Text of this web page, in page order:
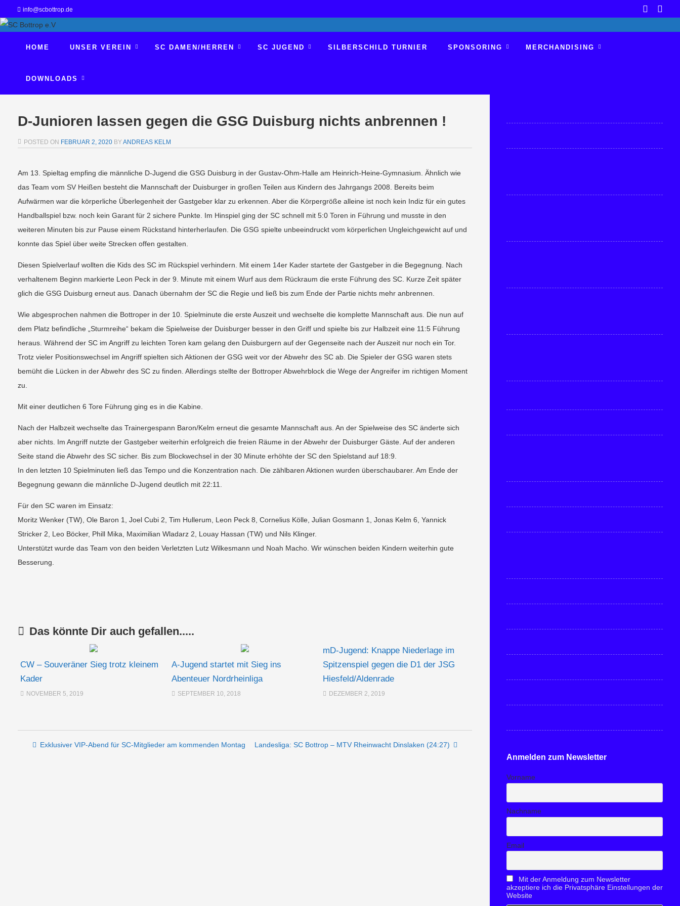
info@scbottrop.de
HOME UNSER VEREIN SC DAMEN/HERREN SC JUGEND SILBERSCHILD TURNIER SPONSORING MERCHANDISING
DOWNLOADS
D-Junioren lassen gegen die GSG Duisburg nichts anbrennen !
POSTED ON FEBRUAR 2, 2020 BYANDREAS KELM
Am 13. Spieltag empfing die männliche D-Jugend die GSG Duisburg in der Gustav-Ohm-Halle am Heinrich-Heine-Gymnasium. Ähnlich wie
das Team vom SV Heißen besteht die Mannschaft der Duisburger in großen Teilen aus Kindern des Jahrgangs 2008. Bereits beim
Aufwärmen war die körperliche Überlegenheit der Gastgeber klar zu erkennen. Aber die Körpergröße alleine ist noch kein Indiz für ein gutes
Handballspiel bzw. noch kein Garant für 2 sichere Punkte. Im Hinspiel ging der SC schnell mit 5:0 Toren in Führung und musste in den
weiteren Minuten bis zur Pause einem Rückstand hinterherlaufen. Die GSG spielte unbeeindruckt vom körperlichen Ungleichgewicht auf und
konnte das Spiel über weite Strecken offen gestalten.
Diesen Spielverlauf wollten die Kids des SC im Rückspiel verhindern. Mit einem 14er Kader startete der Gastgeber in die Begegnung. Nach
verhaltenem Beginn markierte Leon Peck in der 9. Minute mit einem Wurf aus dem Rückraum die erste Führung des SC. Kurze Zeit später
glich die GSG Duisburg erneut aus. Danach übernahm der SC die Regie und ließ bis zum Ende der Partie nichts mehr anbrennen.
Wie abgesprochen nahmen die Bottroper in der 10. Spielminute die erste Auszeit und wechselte die komplette Mannschaft aus. Die nun auf
dem Platz befindliche „Sturmreihe“ bekam die Spielweise der Duisburger besser in den Griff und spielte bis zur Halbzeit eine 11:5 Führung
heraus. Während der SC im Angriff zu leichten Toren kam gelang den Duisburgern auf der Gegenseite nach der Auszeit nur noch ein Tor.
Trotz vieler Positionswechsel im Angriff spielten sich Aktionen der GSG weit vor der Abwehr des SC ab. Die Spieler der GSG waren stets
bemüht die Lücken in der Abwehr des SC zu finden. Allerdings stellte der Bottroper Abwehrblock die Wege der Angreifer im richtigen Moment
zu.
Mit einer deutlichen 6 Tore Führung ging es in die Kabine.
Nach der Halbzeit wechselte das Trainergespann Baron/Kelm erneut die gesamte Mannschaft aus. An der Spielweise des SC änderte sich
aber nichts. Im Angriff nutzte der Gastgeber weiterhin erfolgreich die freien Räume in der Abwehr der Duisburger Gäste. Auf der anderen
Seite stand die Abwehr des SC sicher. Bis zum Blockwechsel in der 30 Minute erhöhte der SC den Spielstand auf 18:9.
In den letzten 10 Spielminuten ließ das Tempo und die Konzentration nach. Die zählbaren Aktionen wurden überschaubarer. Am Ende der
Begegnung gewann die männliche D-Jugend deutlich mit 22:11.
Für den SC waren im Einsatz:
Moritz Wenker (TW), Ole Baron 1, Joel Cubi 2, Tim Hullerum, Leon Peck 8, Cornelius Kölle, Julian Gosmann 1, Jonas Kelm 6, Yannick
Stricker 2, Leo Böcker, Phill Mika, Maximilian Wladarz 2, Louay Hassan (TW) und Nils Klinger.
Unterstützt wurde das Team von den beiden Verletzten Lutz Wilkesmann und Noah Macho. Wir wünschen beiden Kindern weiterhin gute
Besserung.
Das könnte Dir auch gefallen.....
CW – Souveräner Sieg trotz kleinem
Kader
NOVEMBER 5, 2019
A-Jugend startet mit Sieg ins
Abenteuer Nordrheinliga
SEPTEMBER 10, 2018
mD-Jugend: Knappe Niederlage im
Spitzenspiel gegen die D1 der JSG
Hiesfeld/Aldenrade
DEZEMBER 2, 2019
Post navigation
Exklusiver VIP-Abend für SC-Mitglieder am kommenden Montag Landesliga: SC Bottrop – MTV Rheinwacht Dinslaken (24:27)
Anmelden zum Newsletter
Vorname
Nachname
Email
Mit der Anmeldung zum Newsletter
akzeptiere ich die Privatsphäre Einstellungen der
Website